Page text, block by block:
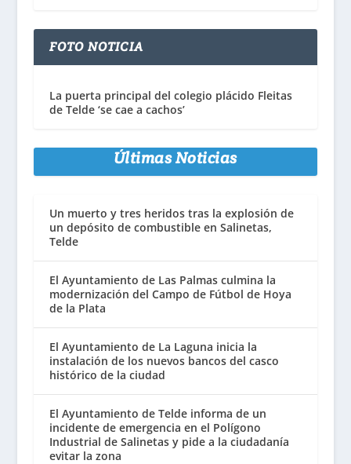
FOTO NOTICIA
La puerta principal del colegio plácido Fleitas
de Telde ‘se cae a cachos’
Últimas Noticias
Un muerto y tres heridos tras la explosión de
un depósito de combustible en Salinetas,
Telde
El Ayuntamiento de Las Palmas culmina la
modernización del Campo de Fútbol de Hoya
de la Plata
El Ayuntamiento de La Laguna inicia la
instalación de los nuevos bancos del casco
histórico de la ciudad
El Ayuntamiento de Telde informa de un
incidente de emergencia en el Polígono
Industrial de Salinetas y pide a la ciudadanía
evitar la zona